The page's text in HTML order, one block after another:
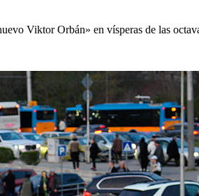
Viktor Orbán» en vísperas de las